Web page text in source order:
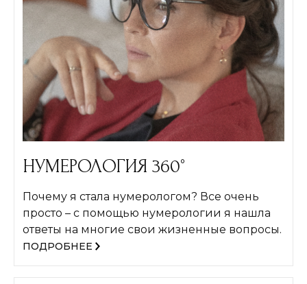
НУМЕРОЛОГИЯ 360°
Почему я стала нумерологом? Все очень
просто – с помощью нумерологии я нашла
ответы на многие свои жизненные вопросы.
ПОДРОБНЕЕ